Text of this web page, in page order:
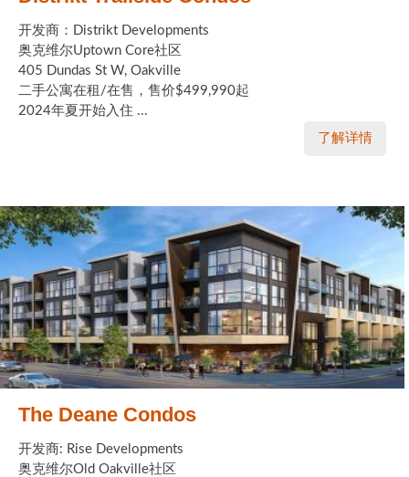
开发商：Distrikt Developments
奥克维尔Uptown Core社区
405 Dundas St W, Oakville
二手公寓在租/在售，售价$499,990起
2024年夏开始入住 ...
了解详情
The Deane Condos
开发商: Rise Developments
奥克维尔Old Oakville社区